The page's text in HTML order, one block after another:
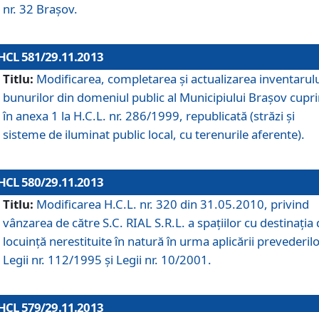
nr. 32 Braşov.
581/29.11.2013
Titlu: Modificarea, completarea şi actualizarea
bunurilor din domeniul public al Municipiului Braşov
în anexa 1 la H.C.L. nr. 286/1999, republicată (străzi şi
sisteme de iluminat public local, cu terenurile aferente).
580/29.11.2013
Titlu: Modificarea H.C.L. nr. 320 din 31.05.2010, privind
vânzarea de către S.C. RIAL S.R.L. a spaţiilor cu destinaţia
locuinţă nerestituite în natură în urma aplicării
Legii nr. 112/1995 şi Legii nr. 10/2001.
579/29.11.2013